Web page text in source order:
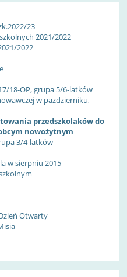
23
2021/2022
2022
18-OP, grupa 5/6-latków
w pażdzierniku,
przedszkolaków do
nowożytnym
3/4-latków
w sierpniu 2015
Otwarty